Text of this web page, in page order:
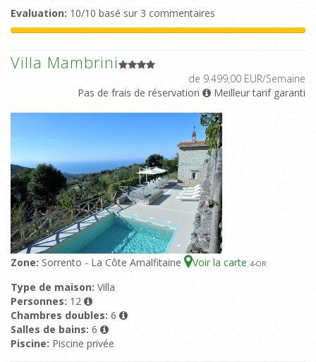
Evaluation: 10/10 basé sur 3 commentaires
Villa Mambrini
de 9.499,00 EUR/Semaine
Pas de frais de réservation
Meilleur tarif garanti
Zone: Sorrento - La Côte Amalfitaine Voir la carte 4-OR
Type de maison: Villa
Personnes: 12
Chambres doubles: 6
Salles de bains: 6
Piscine: Piscine privée